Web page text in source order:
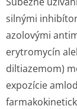
silnými
azolovými
erytromycín
diltiazemom)
expozície